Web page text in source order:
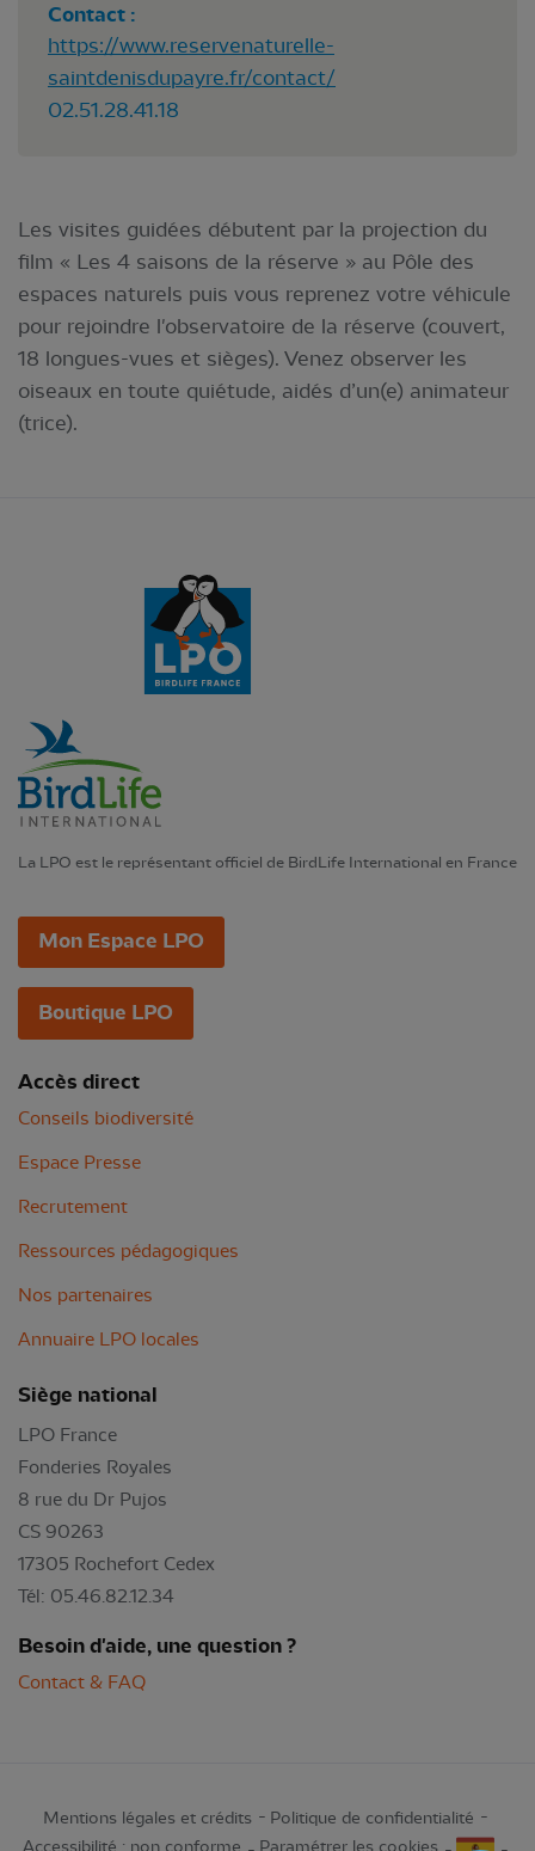
Contact :
https://www.reservenaturelle-
saintdenisdupayre.fr/contact/
02.51.28.41.18
Les visites guidées débutent par la projection du
film « Les 4 saisons de la réserve » au Pôle des
espaces naturels puis vous reprenez votre véhicule
pour rejoindre l'observatoire de la réserve (couvert,
18 longues-vues et sièges). Venez observer les
oiseaux en toute quiétude, aidés d’un(e) animateur
(trice).
La LPO est le représentant officiel de BirdLife International en France
Mon Espace LPO
Boutique LPO
Accès direct
Conseils biodiversité
Espace Presse
Recrutement
Ressources pédagogiques
Nos partenaires
Annuaire LPO locales
Siège national
LPO France
Fonderies Royales
8 rue du Dr Pujos
CS 90263
17305 Rochefort Cedex
Tél: 05.46.82.12.34
Besoin d'aide, une question ?
Contact & FAQ
Mentions légales et crédits
Politique de confidentialité
Accessibilité : non conforme
Paramétrer les cookies